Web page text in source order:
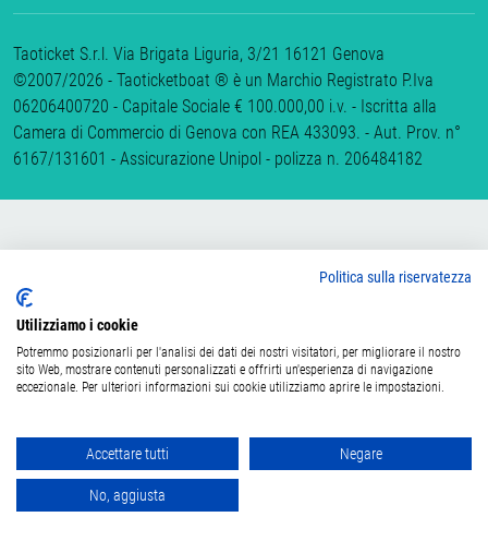
Taoticket S.r.l. Via Brigata Liguria, 3/21 16121 Genova
©2007/2026 - Taoticketboat ® è un Marchio Registrato P.Iva
06206400720 - Capitale Sociale € 100.000,00 i.v. - Iscritta alla
Camera di Commercio di Genova con REA 433093. - Aut. Prov. n°
6167/131601 - Assicurazione Unipol - polizza n. 206484182
Politica sulla riservatezza
Utilizziamo i cookie
Potremmo posizionarli per l'analisi dei dati dei nostri visitatori, per migliorare il nostro
sito Web, mostrare contenuti personalizzati e offrirti un'esperienza di navigazione
eccezionale. Per ulteriori informazioni sui cookie utilizziamo aprire le impostazioni.
Accettare tutti Negare
No, aggiusta